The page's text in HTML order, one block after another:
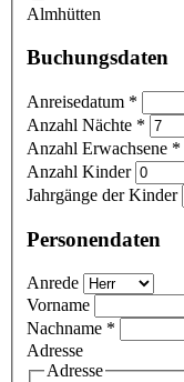
Almhütten
Buchungsdaten
Anreisedatum *
Anzahl Nächte *
Anzahl Erwachsene *
Anzahl Kinder
Jahrgänge der Kinder
Personendaten
Anrede
Vorname
Nachname *
Adresse
Adresse